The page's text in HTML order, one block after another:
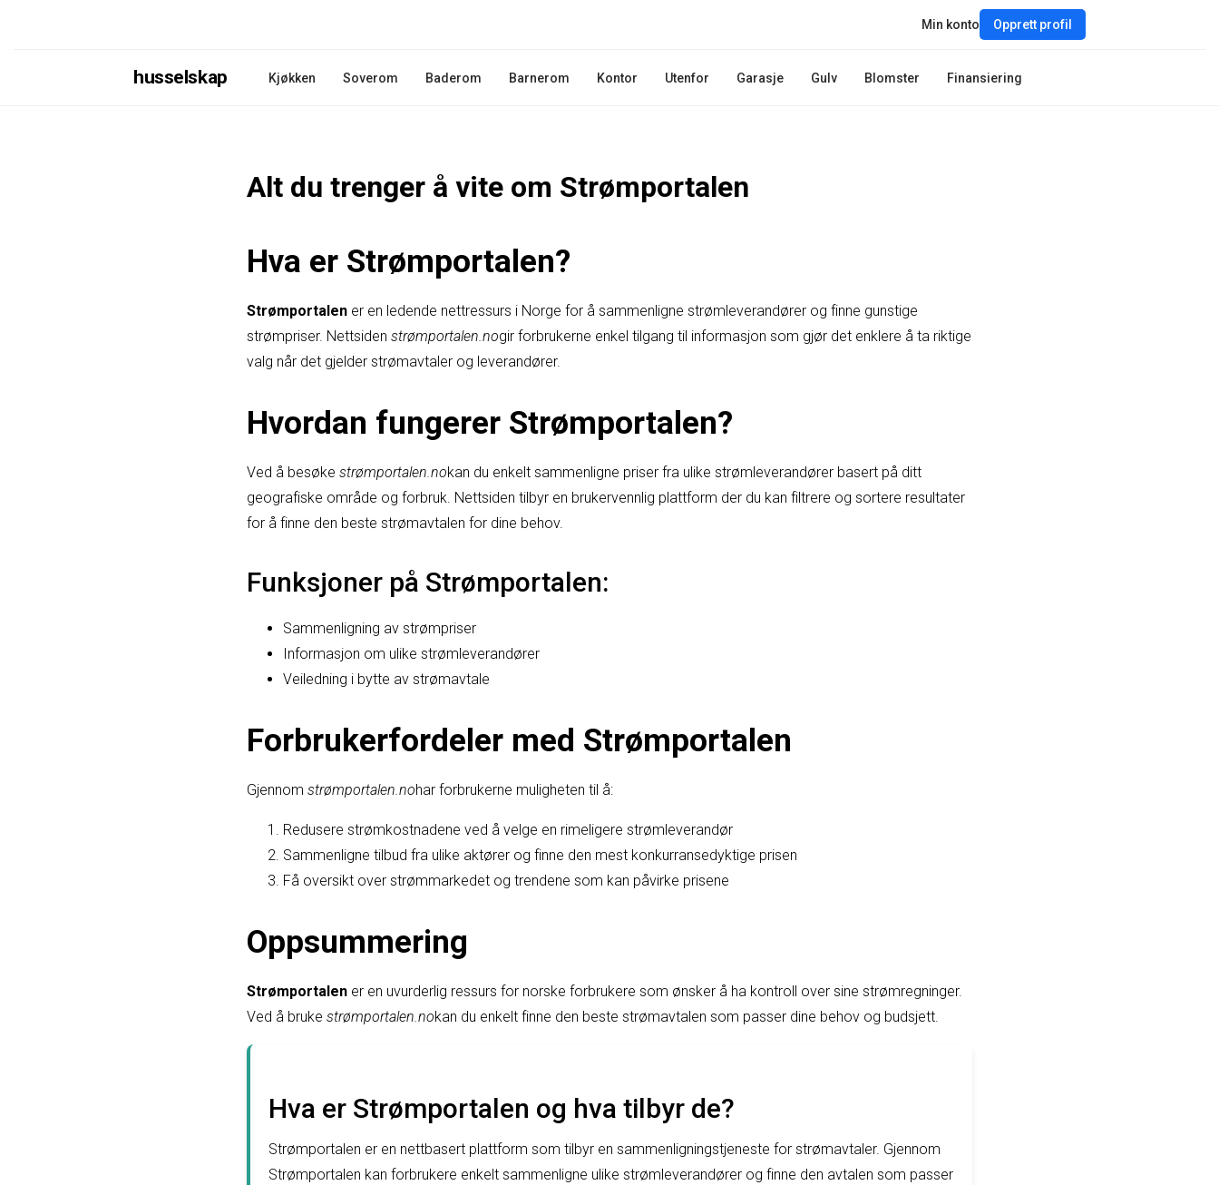
husselskap Kjøkken Soverom Baderom Barnerom Kontor Utenfor Garasje Gulv Blomster Finansiering
Min konto Opprett profil
Alt du trenger å vite om Strømportalen
Hva er Strømportalen?
Strømportalen er en ledende nettressurs i Norge for å sammenligne strømleverandører og finne gunstige
strømpriser. Nettsiden strømportalen.nogir forbrukerne enkel tilgang til informasjon som gjør det enklere å ta riktige
valg når det gjelder strømavtaler og leverandører.
Hvordan fungerer Strømportalen?
Ved å besøke strømportalen.nokan du enkelt sammenligne priser fra ulike strømleverandører basert på ditt
geografiske område og forbruk. Nettsiden tilbyr en brukervennlig plattform der du kan filtrere og sortere resultater
for å finne den beste strømavtalen for dine behov.
Funksjoner på Strømportalen:
Sammenligning av strømpriser
Informasjon om ulike strømleverandører
Veiledning i bytte av strømavtale
Forbrukerfordeler med Strømportalen
Gjennom strømportalen.nohar forbrukerne muligheten til å:
Redusere strømkostnadene ved å velge en rimeligere strømleverandør
Sammenligne tilbud fra ulike aktører og finne den mest konkurransedyktige prisen
Få oversikt over strømmarkedet og trendene som kan påvirke prisene
Oppsummering
Strømportalen er en uvurderlig ressurs for norske forbrukere som ønsker å ha kontroll over sine strømregninger.
Ved å bruke strømportalen.nokan du enkelt finne den beste strømavtalen som passer dine behov og budsjett.
Hva er Strømportalen og hva tilbyr de?
Strømportalen er en nettbasert plattform som tilbyr en sammenligningstjeneste for strømavtaler. Gjennom
Strømportalen kan forbrukere enkelt sammenligne ulike strømleverandører og finne den avtalen som passer